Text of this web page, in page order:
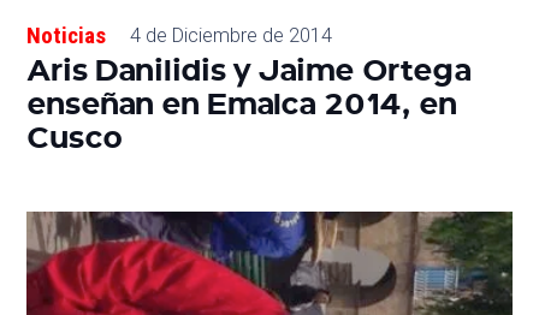
Noticias 4 de Diciembre de 2014
Aris Danilidis y Jaime Ortega
enseñan en Emalca 2014, en
Cusco